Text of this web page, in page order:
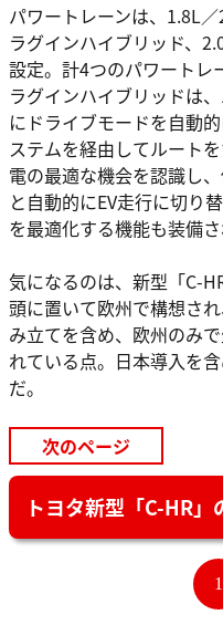
パワートレーンは、1.8L
ラグインハイブリッド、
設定。計4つのパワートレ
ラグインハイブリッドは
にドライブモードを自動
ステムを経由してルート
電の最適な機会を認識し
と自動的にEV走行に切り
を最適化する機能も装備さ
気になるのは、新型「C-
頭に置いて欧州で構想さ
み立てを含め、欧州のみ
れている点。日本導入を
だ。
次のページ
トヨタ新型「C-HR」
1